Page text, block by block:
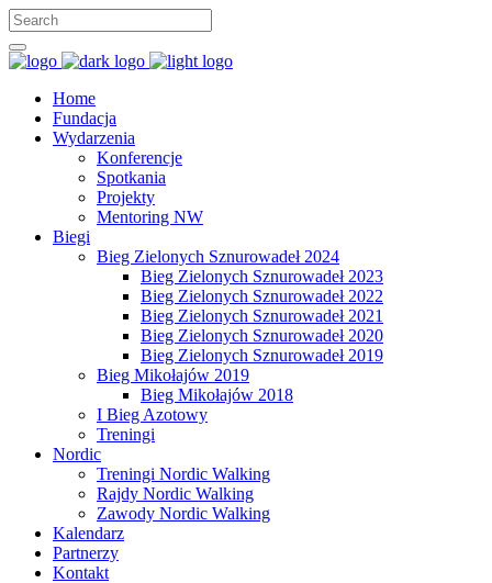
Home
Fundacja
Wydarzenia
Konferencje
Spotkania
Projekty
Mentoring NW
Biegi
Bieg Zielonych Sznurowadeł 2024
Bieg Zielonych Sznurowadeł 2023
Bieg Zielonych Sznurowadeł 2022
Bieg Zielonych Sznurowadeł 2021
Bieg Zielonych Sznurowadeł 2020
Bieg Zielonych Sznurowadeł 2019
Bieg Mikołajów 2019
Bieg Mikołajów 2018
I Bieg Azotowy
Treningi
Nordic
Treningi Nordic Walking
Rajdy Nordic Walking
Zawody Nordic Walking
Kalendarz
Partnerzy
Kontakt